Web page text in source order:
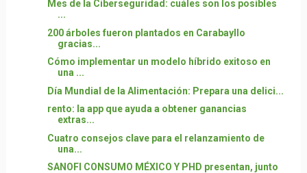
Mes de la Ciberseguridad: cuáles son los posibles
...
200 árboles fueron plantados en Carabayllo
gracias...
Cómo implementar un modelo híbrido exitoso en
una ...
Día Mundial de la Alimentación: Prepara una delici...
rento: la app que ayuda a obtener ganancias
extras...
Cuatro consejos clave para el relanzamiento de
una...
SANOFI CONSUMO MÉXICO Y PHD presentan, junto